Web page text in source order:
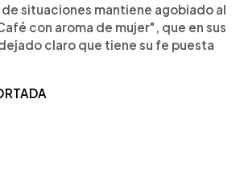
situaciones mantiene agobiado al
con aroma de mujer", que en sus
claro que tiene su fe puesta